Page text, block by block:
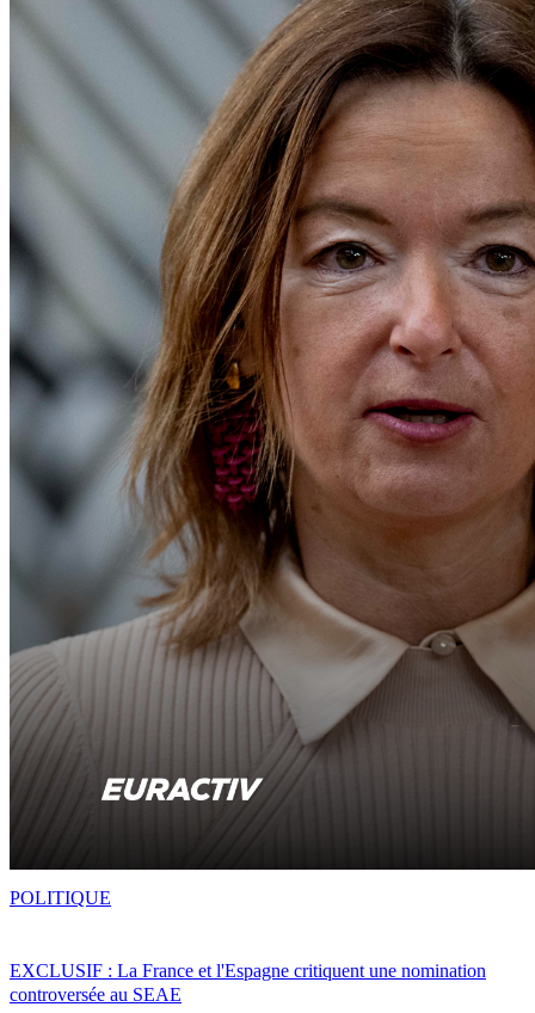
EXCLUSIF : La France et l'Espagne critiquent une nomination
controversée au SEAE
POLITIQUE